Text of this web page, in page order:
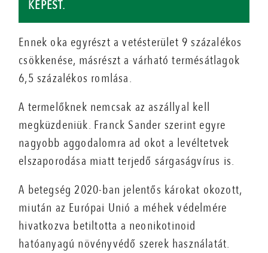
KÉPEST.
Ennek oka egyrészt a vetésterület 9 százalékos
csökkenése, másrészt a várható termésátlagok
6,5 százalékos romlása.
A termelőknek nemcsak az aszállyal kell
megküzdeniük. Franck Sander szerint egyre
nagyobb aggodalomra ad okot a levéltetvek
elszaporodása miatt terjedő sárgaságvírus is.
A betegség 2020-ban jelentős károkat okozott,
miután az Európai Unió a méhek védelmére
hivatkozva betiltotta a neonikotinoid
hatóanyagú növényvédő szerek használatát.